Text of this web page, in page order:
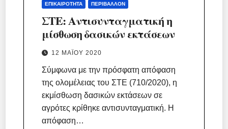
ΕΠΙΚΑΙΡΌΤΗΤΑ ΠΕΡΙΒΆΛΛΟΝ
ΣΤΕ: Αντισυνταγματική η
μίσθωση δασικών εκτάσεων
12 ΜΑΪ́ΟΥ 2020
Σύμφωνα με την πρόσφατη απόφαση
της ολομέλειας του ΣΤΕ (710/2020), η
εκμίσθωση δασικών εκτάσεων σε
αγρότες κρίθηκε αντισυνταγματική. Η
απόφαση…